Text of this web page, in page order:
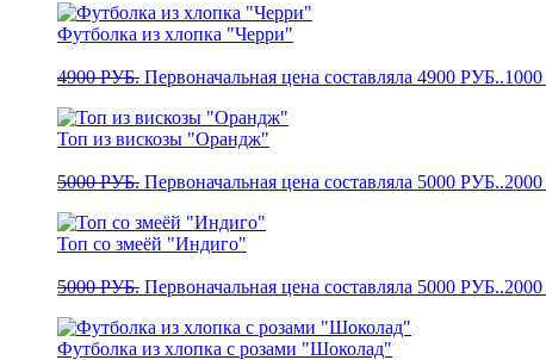
Футболка из хлопка "Черри"
4900РУБ. Первоначальная цена составляла 4900 РУБ..1000
Топ из вискозы "Орандж"
5000РУБ. Первоначальная цена составляла 5000 РУБ..2000
Топ со змеёй "Индиго"
5000РУБ. Первоначальная цена составляла 5000 РУБ..2000
Футболка из хлопка с розами "Шоколад"